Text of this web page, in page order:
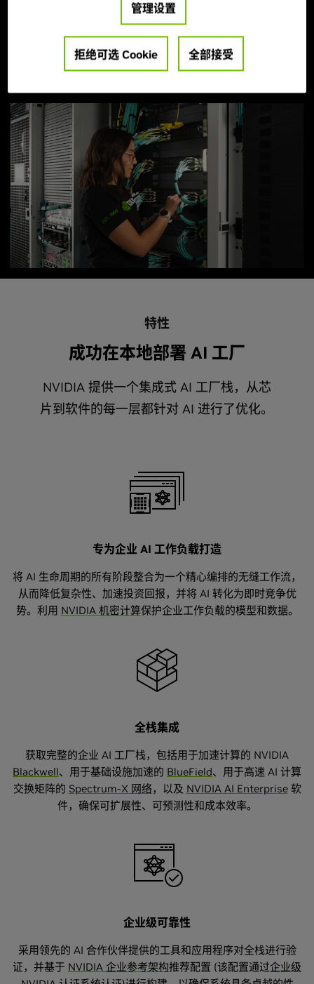
数百个 AI 智能体，助力加速了创新、简化软硬件工程流程并优
化了供应链运营——将规划时间缩短 95% 以上，并在一年内完
成了相当于数十年的工程工作量。
探索关键成果
特性
成功在本地部署 AI 工厂
NVIDIA 提供一个集成式 AI 工厂栈，从芯
片到软件的每一层都针对 AI 进行了优化。
专为企业 AI 工作负载打造
将 AI 生命周期的所有阶段整合为一个精心编排的无缝工作流，
从而降低复杂性、加速投资回报，并将 AI 转化为即时竞争优
势。利用 NVIDIA 机密计算保护企业工作负载的模型和数据。
全栈集成
获取完整的企业 AI 工厂栈，包括用于加速计算的 NVIDIA
Blackwell、用于基础设施加速的 BlueField、用于高速 AI 计算
交换矩阵的 Spectrum-X 网络，以及 NVIDIA AI Enterprise软
件，确保可扩展性、可预测性和成本效率。
企业级可靠性
采用领先的 AI 合作伙伴提供的工具和应用程序对全栈进行验
证，并基于 NVIDIA 企业参考架构推荐配置 (该配置通过企业级
管理设置
拒绝可选 Cookie 全部接受